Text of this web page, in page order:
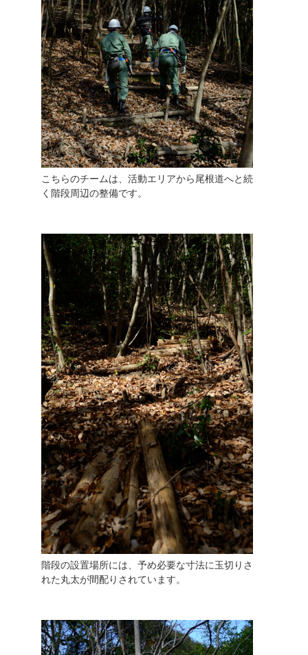
こちらのチームは、活動エリアから尾根道へと続
く階段周辺の整備です。
階段の設置場所には、予め必要な寸法に玉切りさ
れた丸太が間配りされています。